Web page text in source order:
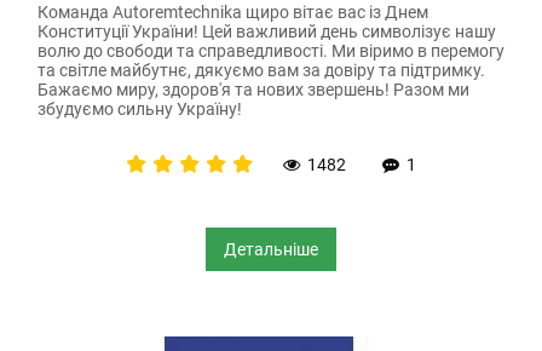
Команда Autoremtechnika щиро вітає вас із Днем
Конституції України! Цей важливий день символізує нашу
волю до свободи та справедливості. Ми віримо в перемогу
та світле майбутнє, дякуємо вам за довіру та підтримку.
Бажаємо миру, здоров'я та нових звершень! Разом ми
збудуємо сильну Україну!
Детальніше
1482 1